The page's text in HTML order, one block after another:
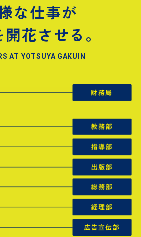
な仕事が
花させる。
AT YOTSUYA GAKUIN